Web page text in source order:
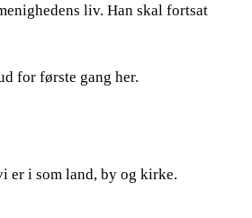
liv. Han skal fortsat
for første gang her.
er i som land, by og kirke.